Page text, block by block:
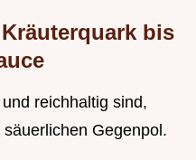
bis
reichhaltig sind,
Gegenpol.